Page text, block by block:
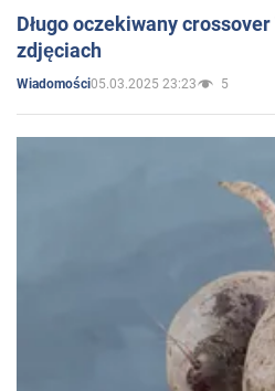
Długo oczekiwany
zdjęciach
Wiadomości05.03.2025 23:23 5